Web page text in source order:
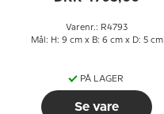
Varenr.: R4793
Mål: H: 9 cm x B: 6 cm x D: 5 cm
PÅ LAGER
Se vare